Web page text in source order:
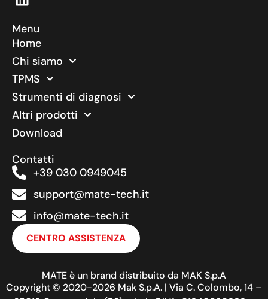
Menu
Home
Chi siamo
TPMS
Strumenti di diagnosi
Altri prodotti
Download
Contatti
+39 030 0949045
support@mate-tech.it
info@mate-tech.it
CENTRO ASSISTENZA
MATE è un brand distribuito da MAK S.p.A
Copyright © 2020-2026 Mak S.p.A. | Via C. Colombo, 14 –